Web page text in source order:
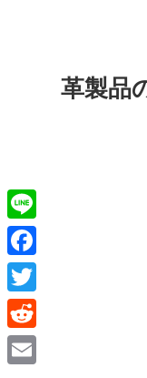
革製品
L
i
n
e
F
a
c
e
T
w
i
R